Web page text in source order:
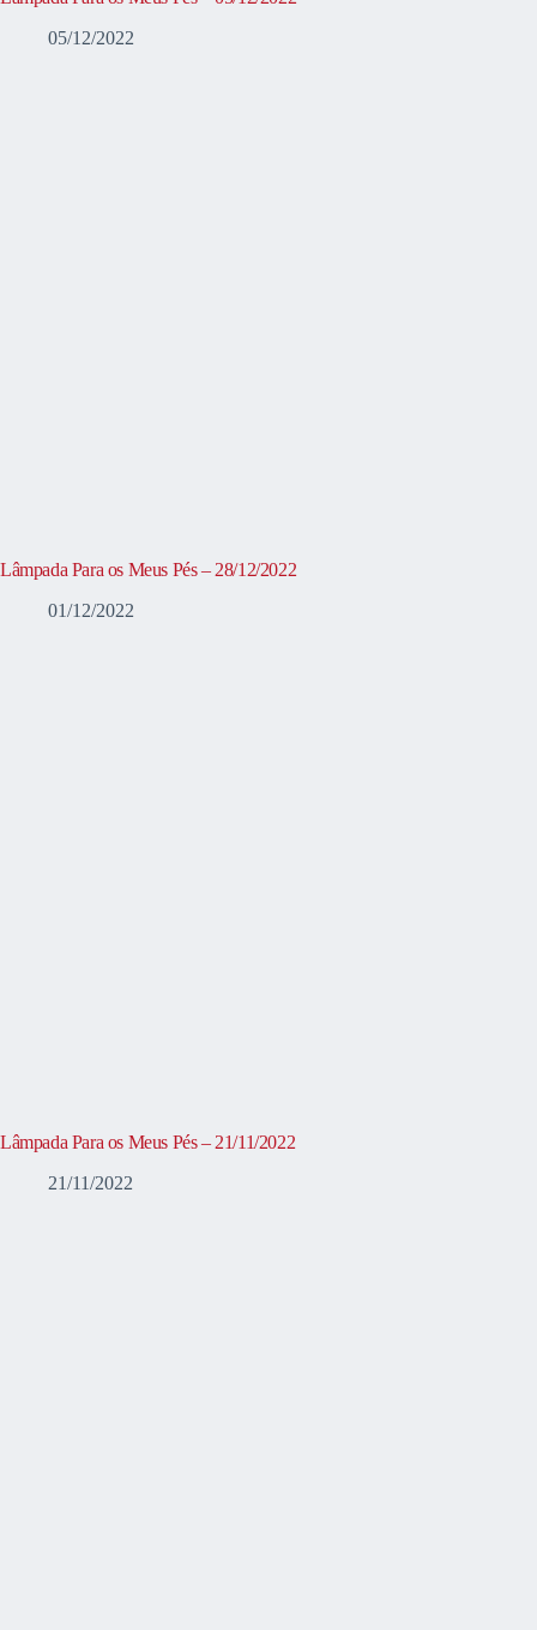
05/12/2022
Lâmpada Para os Meus Pés – 28/12/2022
01/12/2022
Lâmpada Para os Meus Pés – 21/11/2022
21/11/2022